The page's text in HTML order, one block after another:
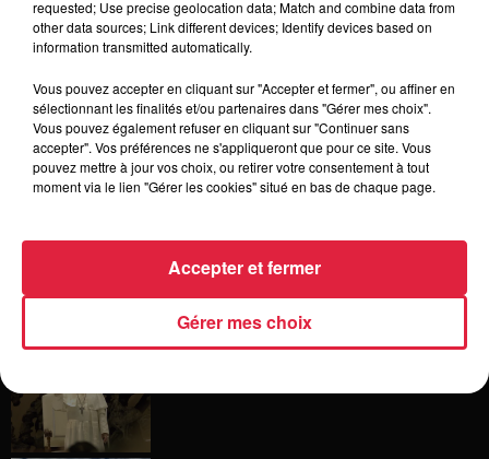
15h54
Tags antisémites à Strasbourg :
14h33
Au zoo de Mulhouse : rencontre
12h23
Les dernières infos sur la venue du
requested; Use precise geolocation data; Match and combine data from
other data sources; Link different devices; Identify devices based on
information transmitted automatically.
Vous pouvez accepter en cliquant sur "Accepter et fermer", ou affiner en
sélectionnant les finalités et/ou partenaires dans "Gérer mes choix".
Vous pouvez également refuser en cliquant sur "Continuer sans
accepter". Vos préférences ne s'appliqueront que pour ce site. Vous
pouvez mettre à jour vos choix, ou retirer votre consentement à tout
moment via le lien "Gérer les cookies" situé en bas de chaque page.
Gérer mes choix
Accepter et fermer